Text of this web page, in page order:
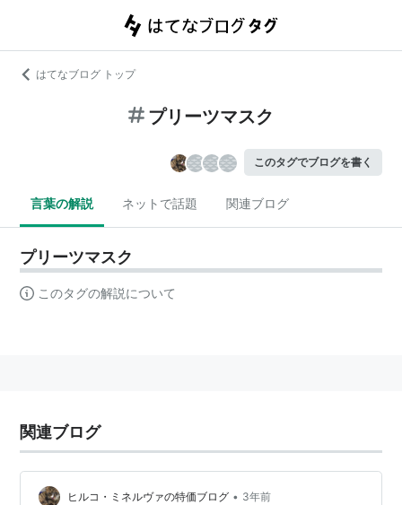
はてなブログ トップ
プリーツマスク
このタグでブログを書く
言葉の解説 ネットで話題 関連ブログ
プリーツマスク
このタグの解説について
関連ブログ
ヒルコ・ミネルヴァの特価ブログ • 3年前